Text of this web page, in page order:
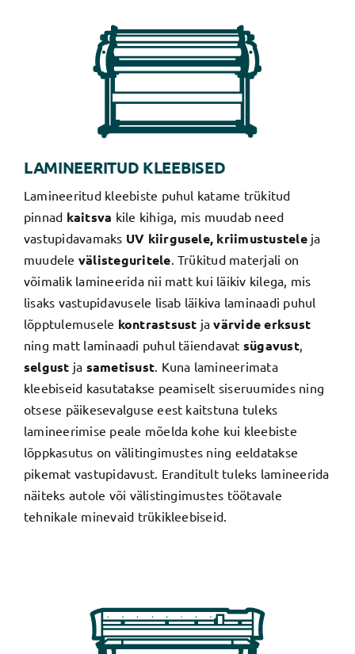
LAMINEERITUD KLEEBISED
Lamineeritud kleebiste puhul katame trükitud
pinnad kaitsva kile kihiga, mis muudab need
vastupidavamaks UV kiirgusele, kriimustusteleja
muudele välisteguritele . Trükitud materjali on
võimalik lamineerida nii matt kui läikiv kilega, mis
lisaks vastupidavusele lisab läikiva laminaadi puhul
lõpptulemusele kontrastsust javärvide erksust
ning matt laminaadi puhul täiendavat sügavust,
selgust ja sametisust . Kuna lamineerimata
kleebiseid kasutatakse peamiselt siseruumides ning
otsese päikesevalguse eest kaitstuna tuleks
lamineerimise peale mõelda kohe kui kleebiste
lõppkasutus on välitingimustes ning eeldatakse
pikemat vastupidavust. Eranditult tuleks lamineerida
näiteks autole või välistingimustes töötavale
tehnikale minevaid trükikleebiseid.